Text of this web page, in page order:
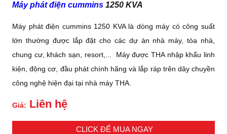
Máy phát điện cummins 1250 KVA
Máy phát điện cummins 1250 KVA là dòng máy có công suất
lớn thường được lắp đặt cho các dự án nhà máy, tòa nhà,
chung cư, khách sạn, resort,... Máy được THA nhập khẩu linh
kiện, động cơ, đầu phát chính hãng và lắp ráp trên dây chuyền
công nghệ hiện đại tại nhà máy THA.
Giá: Liên hệ
CLICK ĐỂ MUA NGAY